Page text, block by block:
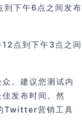
到下午6点之间发布
点到下午3点之间
。建议您测试内
发布时间。然
Twitter营销工具